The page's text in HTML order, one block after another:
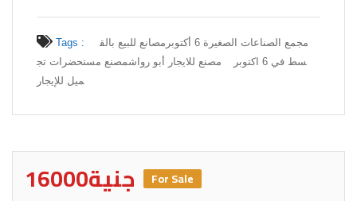
Tags : مجمع الصناعات الصغيرة 6 أكتوبر
مصانع للبيع بالق
سط في 6 اكتوبر
مصنع للايجار أبو رواشمصنع مستحضرات تج
ميل للإيجار
16000جنية For Sale